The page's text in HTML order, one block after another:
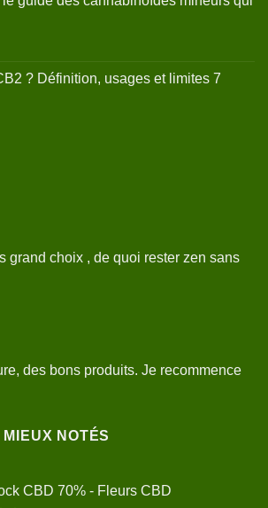
? Définition, usages et limites 7
grand choix , de quoi rester zen sans
des bons produits. Je recommence
NOTÉS
CBD 70% - Fleurs CBD